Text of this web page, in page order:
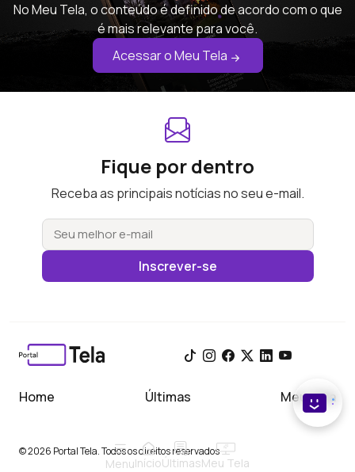
MenuInícioÚltimasMeu Tela
No Meu Tela, o conteúdo é definido de acordo com o que
é mais relevante para você.
Acessar o Meu Tela
Fique por dentro
Receba as principais notícias no seu e-mail.
Inscrever-se
Home Últimas Meu Tela
© 2026 Portal Tela. Todos os direitos reservados